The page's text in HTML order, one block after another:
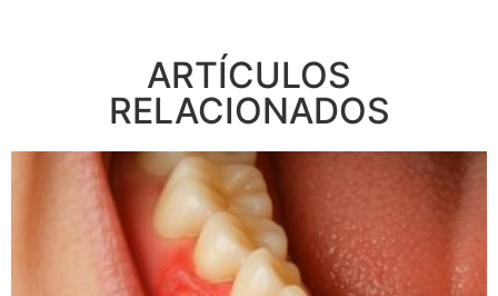
ARTÍCULOS
RELACIONADOS